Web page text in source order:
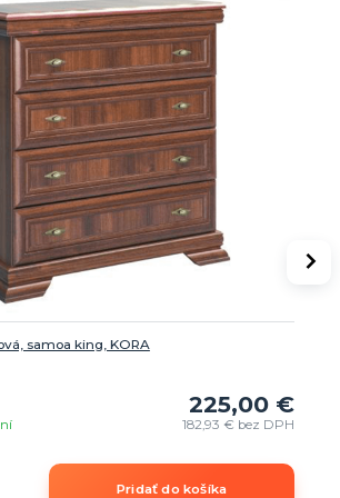
samoa king, KORA
225,00 €
182,93 € bez DPH
Pridať do košíka